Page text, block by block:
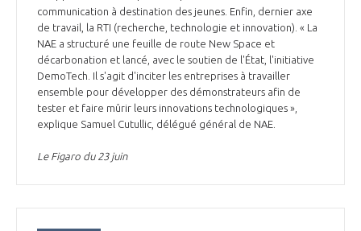
communication à destination des jeunes. Enfin, dernier axe
de travail, la RTI (recherche, technologie et innovation). « La
NAE a structuré une feuille de route New Space et
décarbonation et lancé, avec le soutien de l'État, l'initiative
DemoTech. Il s'agit d'inciter les entreprises à travailler
ensemble pour développer des démonstrateurs afin de
tester et faire mûrir leurs innovations technologiques »,
explique Samuel Cutullic, délégué général de NAE.
Le Figaro du 23 juin